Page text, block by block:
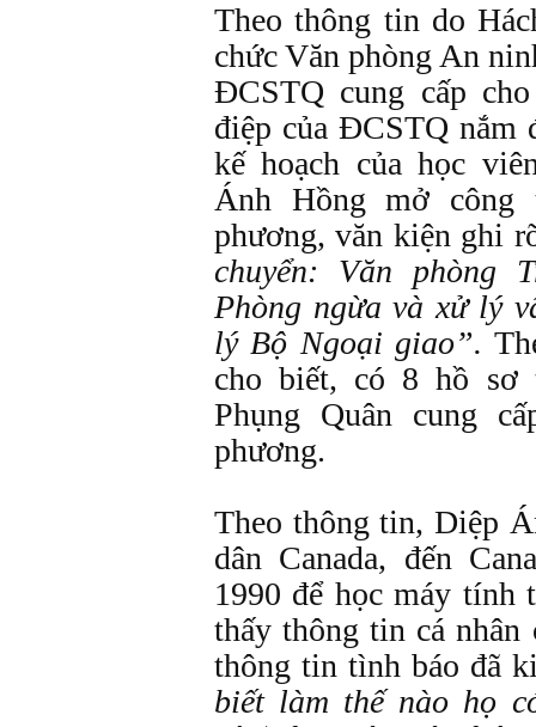
Theo thông tin do
chức Văn phòng An
ĐCSTQ cung cấp
điệp của ĐCSTQ
kế hoạch của học
Ánh Hồng mở
phương, văn kiện ghi
chuyển: Văn phòng
Phòng ngừa và xử lý
lý Bộ Ngoại giao”.
cho biết, có 8 hồ sơ
Phụng Quân cung
phương.
Theo thông tin, Diệp
dân Canada, đến
1990 để học máy
thấy thông tin cá
thông tin tình báo đã
biết làm thế nào họ